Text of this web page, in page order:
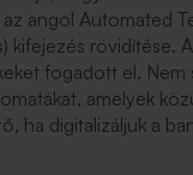
angol Automated
kifejezés rövidítése.
fogadott el. Nem
amelyek
ha digitalizáljuk a